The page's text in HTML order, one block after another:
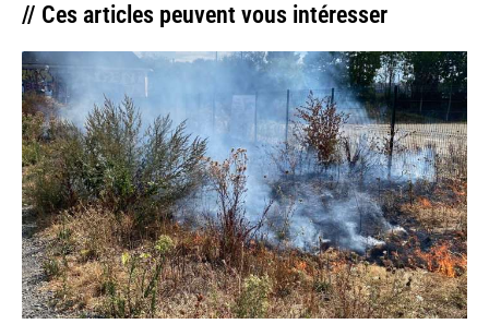
// Ces articles peuvent vous intéresser